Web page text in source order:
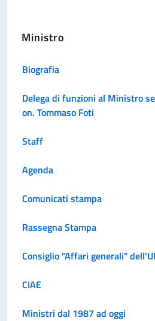
Ministro
Biografia
Delega di funzioni al Ministro
on. Tommaso Foti
Staff
Agenda
Comunicati stampa
Rassegna Stampa
Consiglio "Affari generali"
CIAE
Ministri dal 1987 ad oggi